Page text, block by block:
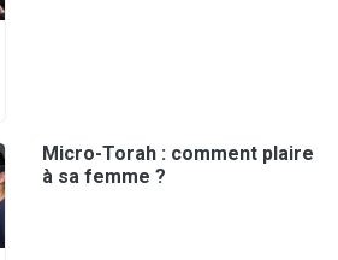
Micro-Torah : comment plaire
à sa femme ?